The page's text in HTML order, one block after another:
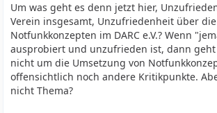
Um was geht es denn jetzt hier,
Verein insgesamt, Unzufriedenheit über
Notfunkkonzepten im DARC e.V.? Wenn
ausprobiert und unzufrieden ist, dann
nicht um die Umsetzung von
offensichtlich noch andere Kritikpunkte.
nicht Thema?